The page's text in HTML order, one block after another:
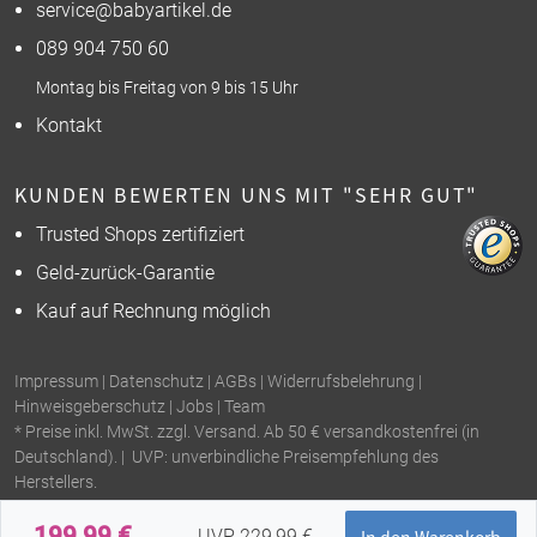
service@babyartikel.de
089 904 750 60
Montag bis Freitag von 9 bis 15 Uhr
Kontakt
KUNDEN BEWERTEN UNS MIT "SEHR GUT"
Trusted Shops zertifiziert
Geld-zurück-Garantie
Kauf auf Rechnung möglich
Impressum | Datenschutz | AGBs | Widerrufsbelehrung |
Hinweisgeberschutz | Jobs | Team
* Preise inkl. MwSt. zzgl. Versand. Ab 50 € versandkostenfrei (in
Deutschland). | UVP: unverbindliche Preisempfehlung des
Herstellers.